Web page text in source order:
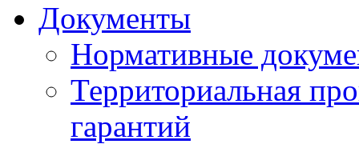
Документы
Нормативные
Территориальная
гарантий